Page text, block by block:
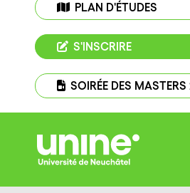
PLAN D'ÉTUDES
S'INSCRIRE
SOIRÉE DES